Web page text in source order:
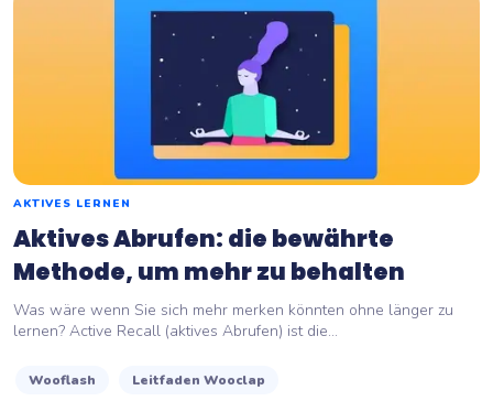
AKTIVES LERNEN
Aktives Abrufen: die bewährte
Methode, um mehr zu behalten
Was wäre wenn Sie sich mehr merken könnten ohne länger zu
lernen? Active Recall (aktives Abrufen) ist die...
Wooflash Leitfaden Wooclap